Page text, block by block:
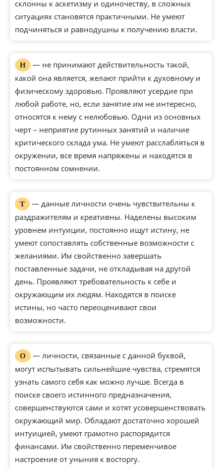
склонны к аскетизму и одиночеству, в сложных
ситуациях становятся практичными. Не умеют
подчиняться и равнодушны к получению власти.
Н
— не принимают действительность такой,
какой она является, желают прийти к духовному и
физическому здоровью. Проявляют усердие при
любой работе, но, если занятие им не интересно,
относятся к нему с нелюбовью. Одни из основных
черт – неприятие рутинных занятий и наличие
критического склада ума. Не умеют расслабляться в
окружении, все время напряжены и находятся в
постоянном сомнении.
Т
— данные личности очень чувствительны к
раздражителям и креативны. Наделены высоким
уровнем интуиции, постоянно ищут истину, не
умеют сопоставлять собственные возможности с
желаниями. Им свойственно завершать
поставленные задачи, не откладывая на другой
день. Проявляют требовательность к себе и
окружающим их людям. Находятся в поиске
истины, но часто переоценивают свои
возможности.
О
— личности, связанные с данной буквой,
могут испытывать сильнейшие чувства, стремятся
узнать самого себя как можно лучше. Всегда в
поиске своего истинного предназначения,
совершенствуются сами и хотят усовершенствовать
окружающий мир. Обладают достаточно хорошей
интуицией, умеют грамотно распорядится
финансами. Им свойственно переменчивое
настроение от уныния к восторгу.